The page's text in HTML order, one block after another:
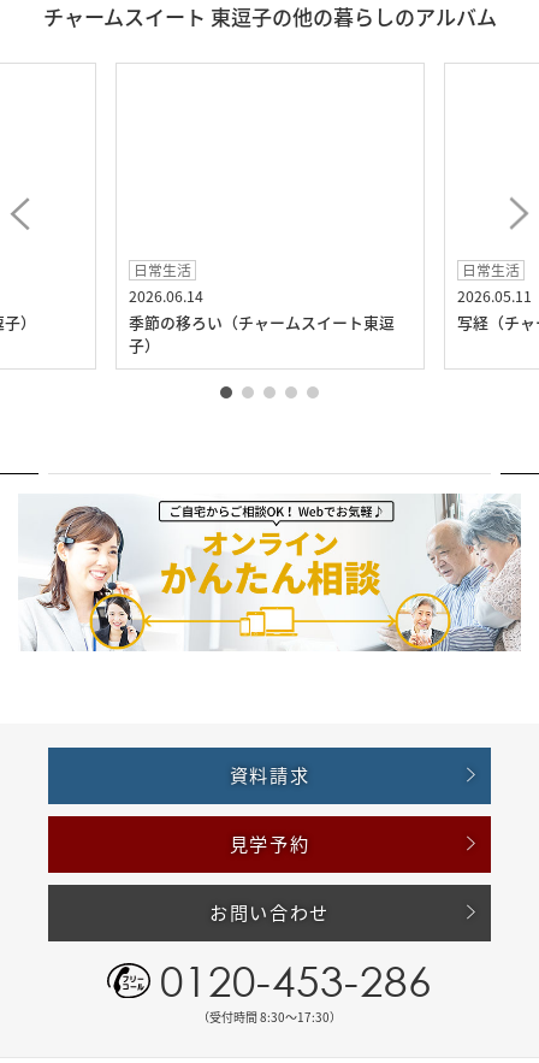
チャームスイート 東逗子の他の暮らしのアルバム
）
日常生活
2026.06.14
季節の移ろい（チャームスイート東逗
子）
日常生活
2026.05.11
写経（チ
資料請求
見学予約
お問い合わせ
0120-453-286
（受付時間 8:30〜17:30）